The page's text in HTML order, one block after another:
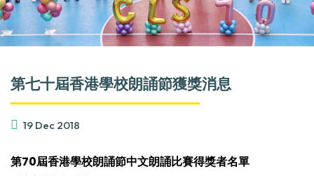
第七十屆香港學校朗誦節獲獎消息
19 Dec 2018
第70屆香港學校朗誦節中文朗誦比賽得獎者名單